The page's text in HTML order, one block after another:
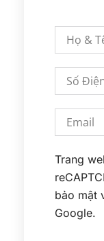
Trang
bảo mật
Google.